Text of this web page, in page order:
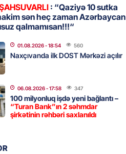
Səudiyyə Ərəbistanı və
arasında Məkkə müdafiə
bu silahı verməkdən
ABŞ-ın özünün bu raketlərə
: “Qaziyə 10 sutka
sən heç zaman Azərbaycan
qalmamısan!!!“
01.08.2026- 18:54 560
Naxçıvanda ilk DOST Mərkəzi açılır
06.08.2026- 17:58 347
100 milyonluq işdə yeni bağlantı –
“Turan Bank”ın 2 səhmdar
şirkətinin rəhbəri saxlanıldı